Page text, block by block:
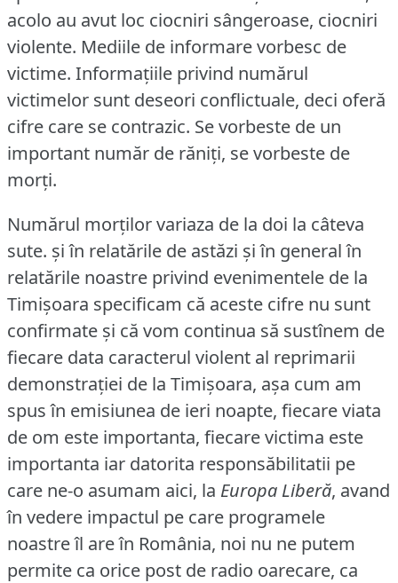
acolo au avut loc ciocniri sângeroase, ciocniri
violente. Mediile de informare vorbesc de
victime. Informaţiile privind numărul
victimelor sunt deseori conflictuale, deci oferă
cifre care se contrazic. Se vorbeste de un
important număr de răniţi, se vorbeste de
morţi.
Numărul morţilor variaza de la doi la câteva
sute. şi în relatările de astăzi şi în general în
relatările noastre privind evenimentele de la
Timişoara specificam că aceste cifre nu sunt
confirmate şi că vom continua să sustînem de
fiecare data caracterul violent al reprimarii
demonstraţiei de la Timişoara, aşa cum am
spus în emisiunea de ieri noapte, fiecare viata
de om este importanta, fiecare victima este
importanta iar datorita responsăbilitatii pe
care ne-o asumam aici, la Europa Liberă, avand
în vedere impactul pe care programele
noastre îl are în România, noi nu ne putem
permite ca orice post de radio oarecare, ca